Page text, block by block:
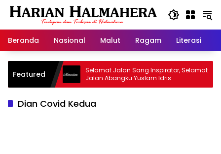
Langsung
Beranda
Nasional Malut Ragam Literasi
Featured
Warisan
Selamat Jalan Sang Inspirator, Selamat
Jalan Abangku Yuslam Idris
Dian Covid Kedua